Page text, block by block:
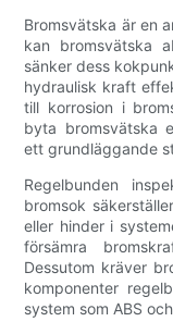
Bromsvätska är en
kan bromsvätska
sänker dess
hydraulisk kraft
till korrosion i
byta bromsvätska
ett grundläggande
Regelbunden
bromsok
eller hinder i
försämra
Dessutom kräver
komponenter
system som ABS